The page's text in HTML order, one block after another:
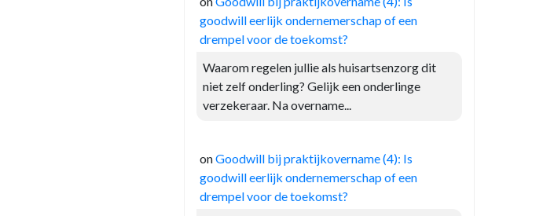
goodwill eerlijk ondernemerschap of een
drempel voor de toekomst?
Waarom regelen jullie als huisartsenzorg dit
niet zelf onderling? Gelijk een onderlinge
verzekeraar. Na overname...
onGoodwill bij praktijkovername (4): Is
goodwill eerlijk ondernemerschap of een
drempel voor de toekomst?